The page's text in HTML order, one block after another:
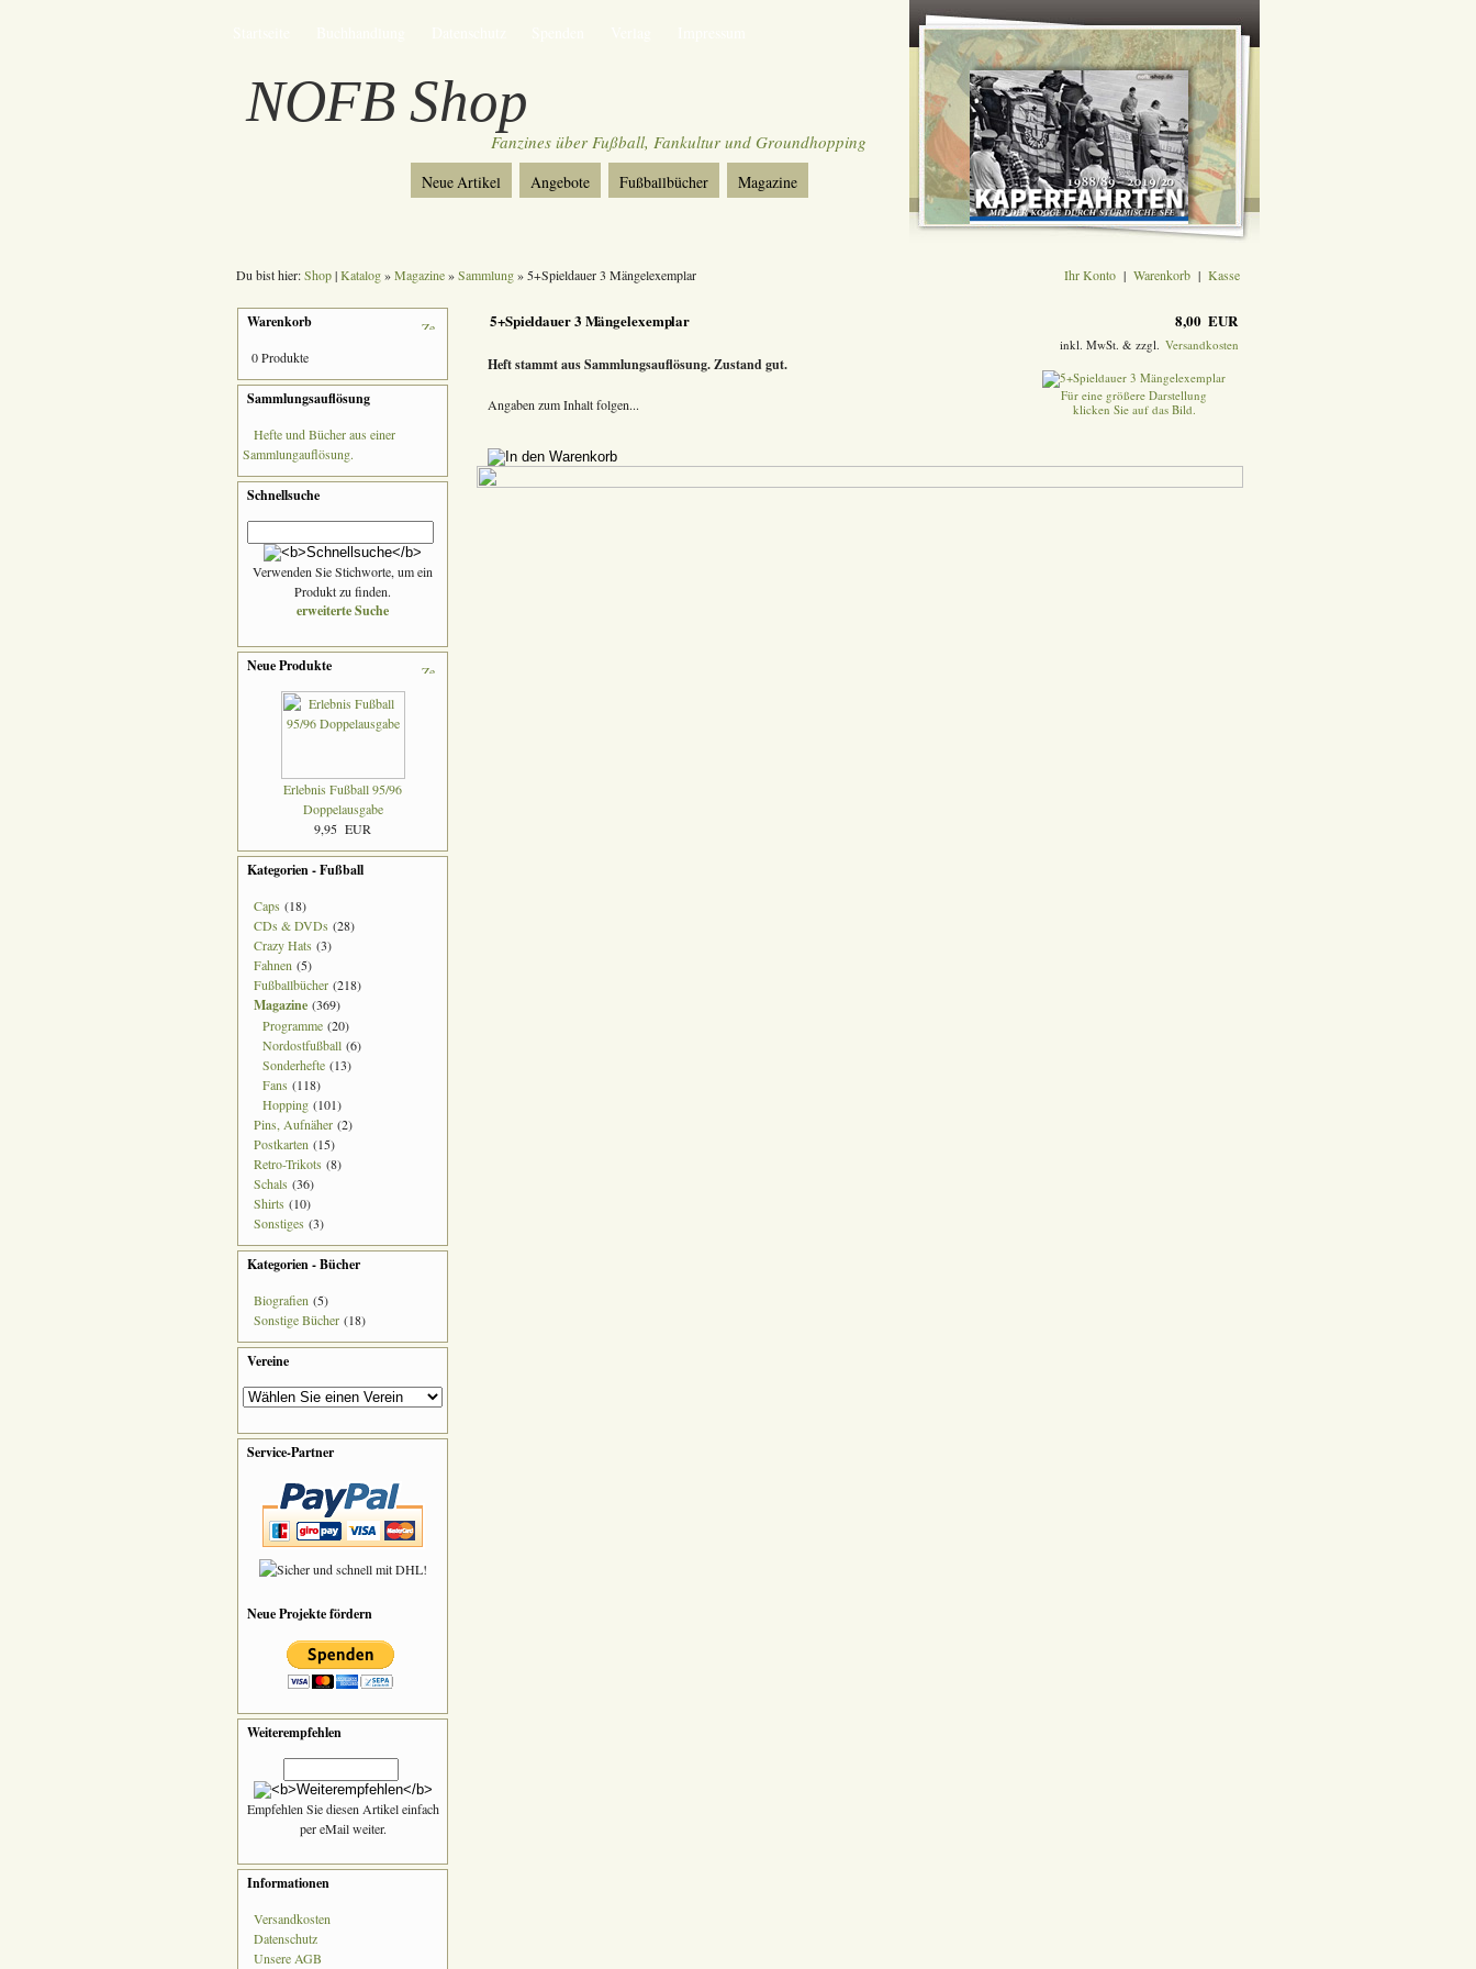
NOFB Shop
Fanzines über Fußball, Fankultur und Groundhopping
Neue Artikel Angebote Fußballbücher Magazine
Du bist hier:Shop|Katalog»Magazine»Sammlung» 5+Spieldauer 3 Mängelexemplar Ihr Konto | Warenkorb | Kasse
Warenkorb
0 Produkte
Sammlungsauflösung
Hefte und Bücher aus einer
Sammlungauflösung.
Schnellsuche
Verwenden Sie Stichworte, um ein
Produkt zu finden.
erweiterte Suche
Neue Produkte
Erlebnis Fußball 95/96
Doppelausgabe
9,95 EUR
Kategorien - Fußball
Caps (18)
CDs & DVDs (28)
Crazy Hats (3)
Fahnen (5)
Fußballbücher (218)
Magazine (369)
Programme (20)
Nordostfußball (6)
Sonderhefte (13)
Fans (118)
Hopping (101)
Pins, Aufnäher (2)
Postkarten (15)
Retro-Trikots (8)
Schals (36)
Shirts (10)
Sonstiges (3)
Kategorien - Bücher
Biografien (5)
Sonstige Bücher (18)
Vereine
Service-Partner
Neue Projekte fördern
Weiterempfehlen
Empfehlen Sie diesen Artikel einfach
per eMail weiter.
Informationen
Versandkosten
Datenschutz
Unsere AGB
5+Spieldauer 3 Mängelexemplar 8,00 EUR
inkl. MwSt. & zzgl. Versandkosten
Für eine größere Darstellung
klicken Sie auf das Bild.
Heft stammt aus Sammlungsauflösung. Zustand gut.
Angaben zum Inhalt folgen...